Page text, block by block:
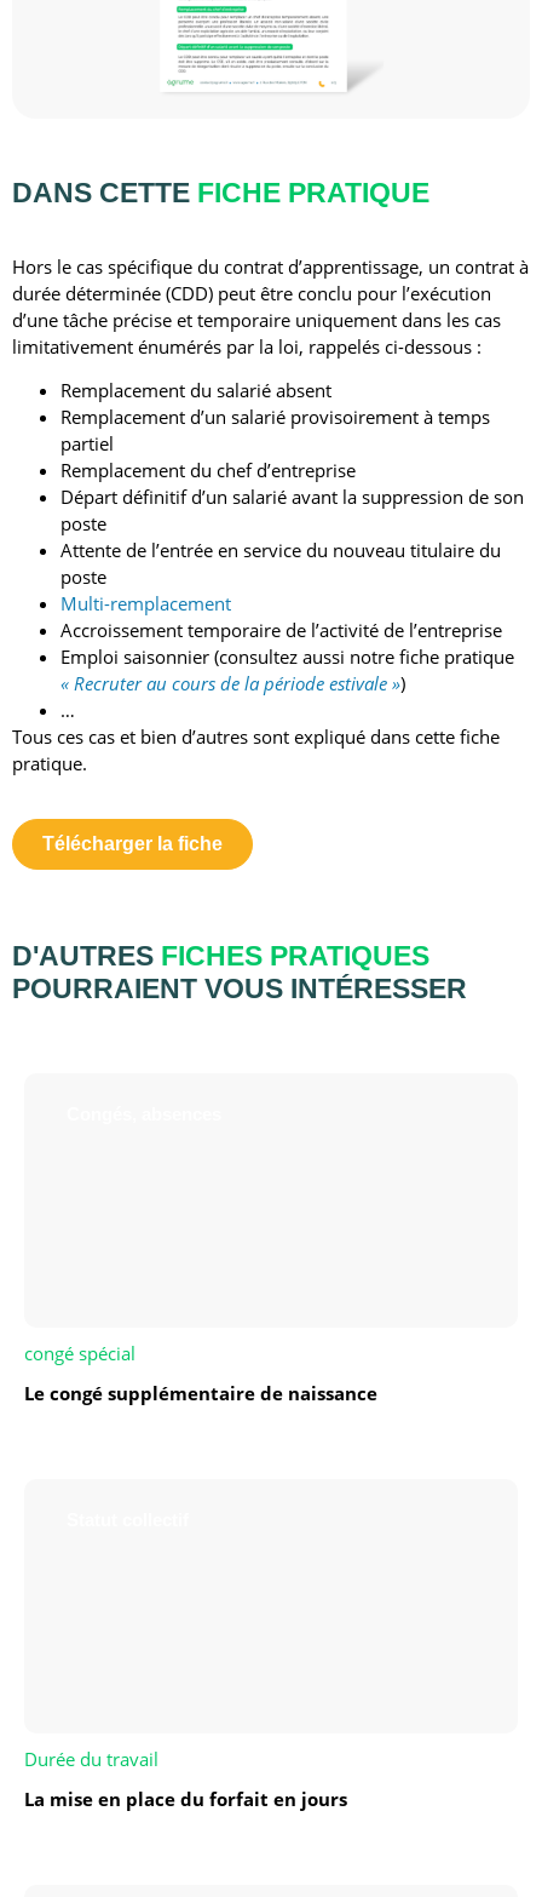
DANS CETTE FICHE PRATIQUE
Hors le cas spécifique du contrat d’apprentissage, un contrat à
durée déterminée (CDD) peut être conclu pour l’exécution
d’une tâche précise et temporaire uniquement dans les cas
limitativement énumérés par la loi, rappelés ci-dessous :
Remplacement du salarié absent
Remplacement d’un salarié provisoirement à temps
partiel
Remplacement du chef d’entreprise
Départ définitif d’un salarié avant la suppression de son
poste
Attente de l’entrée en service du nouveau titulaire du
poste
Multi-remplacement
Accroissement temporaire de l’activité de l’entreprise
Emploi saisonnier (consultez aussi notre fiche pratique
« Recruter au cours de la période estivale »)
…
Tous ces cas et bien d’autres sont expliqué dans cette fiche
pratique.
Télécharger la fiche
D'AUTRES FICHES PRATIQUES
POURRAIENT VOUS INTÉRESSER
congé spécial
Le congé supplémentaire de naissance
Durée du travail
La mise en place du forfait en jours